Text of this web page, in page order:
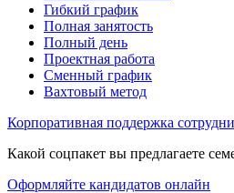
Гибкий график
Полная занятость
Полный день
Проектная работа
Сменный график
Вахтовый метод
Корпоративная поддержка
Какой соцпакет вы предлагаете
Оформляйте кандидатов онлайн